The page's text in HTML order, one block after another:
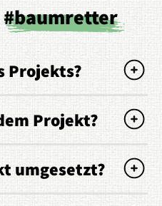
#baumretter
Projekts?
Projekt?
umgesetzt?